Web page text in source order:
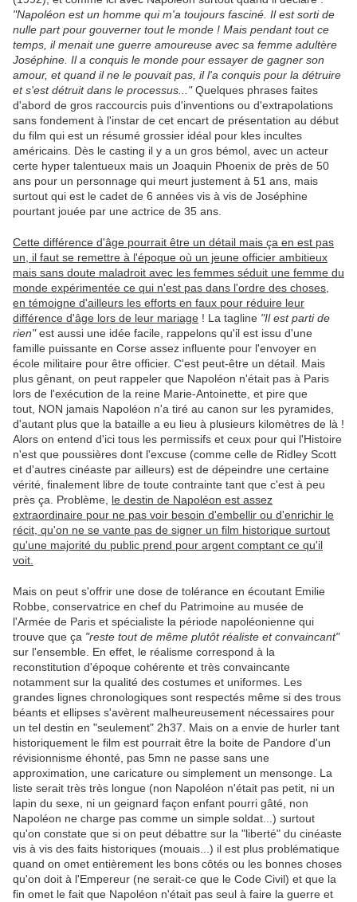
"Napoléon est un homme qui m'a toujours fasciné. Il est sorti de
nulle part pour gouverner tout le monde ! Mais pendant tout ce
temps, il menait une guerre amoureuse avec sa femme adultère
Joséphine. Il a conquis le monde pour essayer de gagner son
amour, et quand il ne le pouvait pas, il l'a conquis pour la détruire
et s'est détruit dans le processus..."Quelques phrases faites
d'abord de gros raccourcis puis d'inventions ou d'extrapolations
sans fondement à l'instar de cet encart de présentation au début
du film qui est un résumé grossier idéal pour kles incultes
américains. Dès le casting il y a un gros bémol, avec un acteur
certe hyper talentueux mais un Joaquin Phoenix de près de 50
ans pour un personnage qui meurt justement à 51 ans, mais
surtout qui est le cadet de 6 années vis à vis de Joséphine
pourtant jouée par une actrice de 35 ans.
Cette différence d'âge pourrait être un détail mais ça en est pas
un, il faut se remettre à l'époque où un jeune officier ambitieux
mais sans doute maladroit avec les femmes séduit une femme du
monde expérimentée ce qui n'est pas dans l'ordre des choses,
en témoigne d'ailleurs les efforts en faux pour réduire leur
différence d'âge lors de leur mariage ! La tagline "Il est parti de
rien"est aussi une idée facile, rappelons qu'il est issu d'une
famille puissante en Corse assez influente pour l'envoyer en
école militaire pour être officier. C'est peut-être un détail. Mais
plus gênant, on peut rappeler que Napoléon n'était pas à Paris
lors de l'exécution de la reine Marie-Antoinette, et pire que
tout, NON jamais Napoléon n'a tiré au canon sur les pyramides,
d'autant plus que la bataille a eu lieu à plusieurs kilomètres de là !
Alors on entend d'ici tous les permissifs et ceux pour qui l'Histoire
n'est que poussières dont l'excuse (comme celle de Ridley Scott
et d'autres cinéaste par ailleurs) est de dépeindre une certaine
vérité, finalement libre de toute contrainte tant que c'est à peu
près ça. Problème, le destin de Napoléon est assez
extraordinaire pour ne pas voir besoin d'embellir ou d'enrichir le
récit, qu'on ne se vante pas de signer un film historique surtout
qu'une majorité du public prend pour argent comptant ce qu'il
voit.
Mais on peut s'offrir une dose de tolérance en écoutant Emilie
Robbe, conservatrice en chef du Patrimoine au musée de
l'Armée de Paris et spécialiste la période napoléonienne qui
trouve que ça "reste tout de même plutôt réaliste et convaincant"
sur l'ensemble. En effet, le réalisme correspond à la
reconstitution d'époque cohérente et très convaincante
notamment sur la qualité des costumes et uniformes. Les
grandes lignes chronologiques sont respectés même si des trous
béants et ellipses s'avèrent malheureusement nécessaires pour
un tel destin en "seulement" 2h37. Mais on a envie de hurler tant
historiquement le film est pourrait être la boite de Pandore d'un
révisionnisme éhonté, pas 5mn ne passe sans une
approximation, une caricature ou simplement un mensonge. La
liste serait très très longue (non Napoléon n'était pas petit, ni un
lapin du sexe, ni un geignard façon enfant pourri gâté, non
Napoléon ne charge pas comme un simple soldat...) surtout
qu'on constate que si on peut débattre sur la "liberté" du cinéaste
vis à vis des faits historiques (mouais...) il est plus problématique
quand on omet entièrement les bons côtés ou les bonnes choses
qu'on doit à l'Empereur (ne serait-ce que le Code Civil) et que la
fin omet le fait que Napoléon n'était pas seul à faire la guerre et